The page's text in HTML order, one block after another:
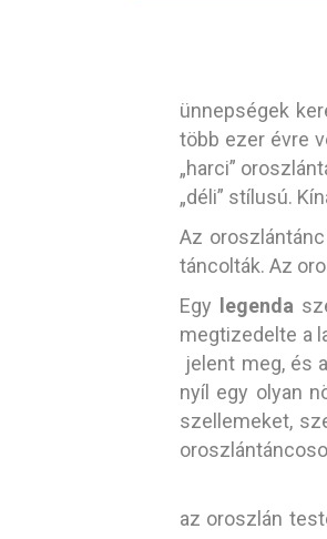
ünnepségek
több ezer évre
„harci”
„déli” stílusú.
Az
táncolták. Az
Egy
legenda
megtizedelte a
jelent meg, és
nyíl egy olyan
szellemeket,
az oroszlán